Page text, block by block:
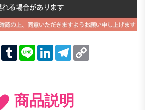
PinterestTumblrLine LinkedInTelegram
商品説明